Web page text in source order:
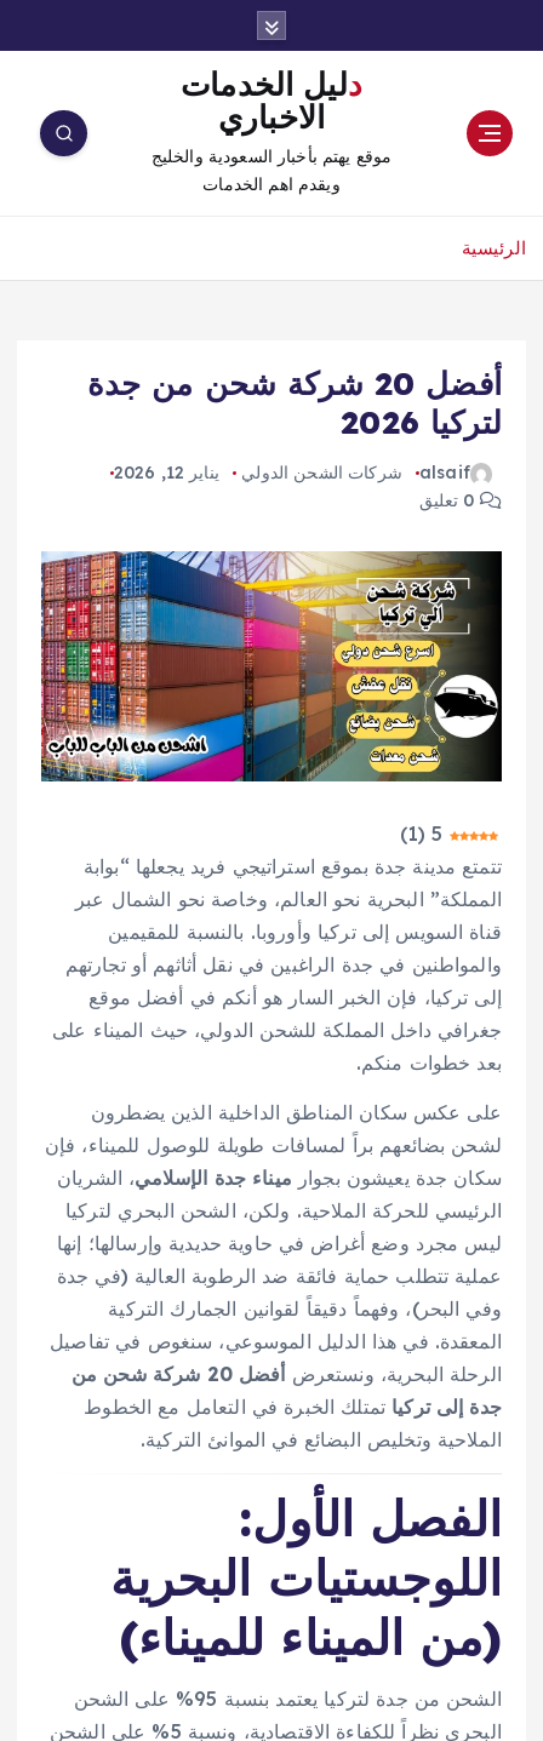
دليل الخدمات
الاخباري
موقع يهتم بأخبار السعودية والخليج
ويقدم اهم الخدمات
الرئيسية
أفضل 20 شركة شحن من جدة
لتركيا 2026
alsaif شركات الشحن الدولي
يناير 12, 2026
5
(
1
)
تتمتع مدينة جدة بموقع استراتيجي فريد يجعلها “بوابة
المملكة” البحرية نحو العالم، وخاصة نحو الشمال عبر
قناة السويس إلى تركيا وأوروبا. بالنسبة للمقيمين
والمواطنين في جدة الراغبين في نقل أثاثهم أو تجارتهم
إلى تركيا، فإن الخبر السار هو أنكم في أفضل موقع
جغرافي داخل المملكة للشحن الدولي، حيث الميناء على
بعد خطوات منكم.
على عكس سكان المناطق الداخلية الذين يضطرون
لشحن بضائعهم براً لمسافات طويلة للوصول للميناء، فإن
سكان جدة يعيشون بجوار ميناء جدة الإسلامي، الشريان
الرئيسي للحركة الملاحية. ولكن، الشحن البحري لتركيا
ليس مجرد وضع أغراض في حاوية حديدية وإرسالها؛ إنها
عملية تتطلب حماية فائقة ضد الرطوبة العالية (في جدة
وفي البحر)، وفهماً دقيقاً لقوانين الجمارك التركية
المعقدة. في هذا الدليل الموسوعي، سنغوص في تفاصيل
الرحلة البحرية، ونستعرض
أفضل 20 شركة شحن من
جدة إلى تركيا تمتلك الخبرة في التعامل مع الخطوط
الملاحية وتخليص البضائع في الموانئ التركية.
الفصل الأول:
اللوجستيات البحرية
(من الميناء للميناء)
الشحن من جدة لتركيا يعتمد بنسبة 95% على الشحن
البحري نظراً للكفاءة الاقتصادية، ونسبة 5% على الشحن